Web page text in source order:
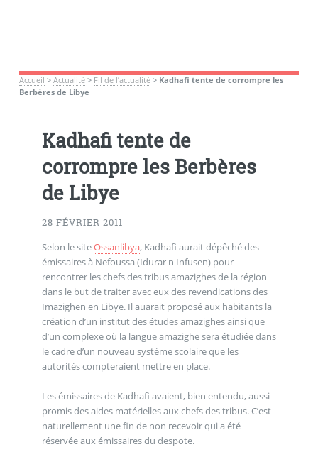
Accueil > Actualité> Fil de l’actualité> Kadhafi tente de corrompre les
Berbères de Libye
Kadhafi tente de
corrompre les Berbères
de Libye
28 FÉVRIER 2011
Selon le siteOssanlibya, Kadhafi aurait dépêché des
émissaires à Nefoussa (Idurar n Infusen) pour
rencontrer les chefs des tribus amazighes de la région
dans le but de traiter avec eux des revendications des
Imazighen en Libye. Il auarait proposé aux habitants la
création d’un institut des études amazighes ainsi que
d’un complexe où la langue amazighe sera étudiée dans
le cadre d’un nouveau système scolaire que les
autorités compteraient mettre en place.
Les émissaires de Kadhafi avaient, bien entendu, aussi
promis des aides matérielles aux chefs des tribus. C’est
naturellement une fin de non recevoir qui a été
réservée aux émissaires du despote.